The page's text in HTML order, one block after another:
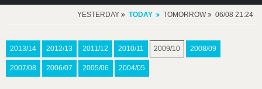
YESTERDAY TODAY TOMORROW 06/08 21:24
2013/14 2012/13 2011/12 2010/11 2009/10 2008/09
2007/08 2006/07 2005/06 2004/05